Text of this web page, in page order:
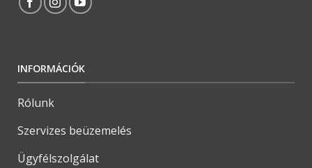
INFORMÁCIÓK
Rólunk
Szervizes beüzemelés
Ügyfélszolgálat